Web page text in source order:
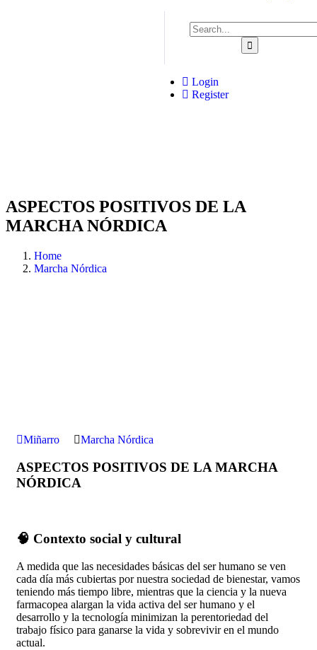
Login
Register
ASPECTOS POSITIVOS DE LA
MARCHA NÓRDICA
Home
Marcha Nórdica
Miñarro Marcha Nórdica
ASPECTOS POSITIVOS DE LA MARCHA
NÓRDICA
🧠 Contexto social y cultural
A medida que las necesidades básicas del ser humano se ven
cada día más cubiertas por nuestra sociedad de bienestar, vamos
teniendo más tiempo libre, mientras que la ciencia y la nueva
farmacopea alargan la vida activa del ser humano y el
desarrollo y la tecnología minimizan la perentoriedad del
trabajo físico para ganarse la vida y sobrevivir en el mundo
actual.